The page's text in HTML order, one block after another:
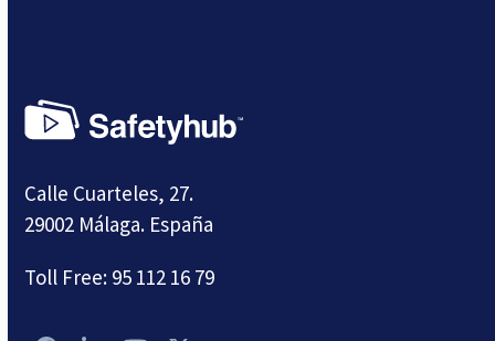
Calle Cuarteles, 27.
29002 Málaga. España
Toll Free: 95 112 16 79